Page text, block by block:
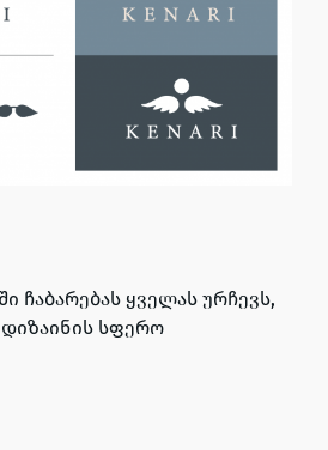
ჩაბარებას ყველას ურჩევს,
სფერო